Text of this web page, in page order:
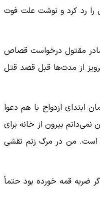
را رد کرد و نوشت علت فوت
پدر و مادر مقتول درخواست قصاص
از مدت‌ها قبل قصد قتل
ابتدای ازدواج با هم دعوا
بیرون از خانه برای
است. من در مرگ زنم نقشی
ضربه قمه خورده بود حتماً
خودمان دفاع می‌کنیم، اما